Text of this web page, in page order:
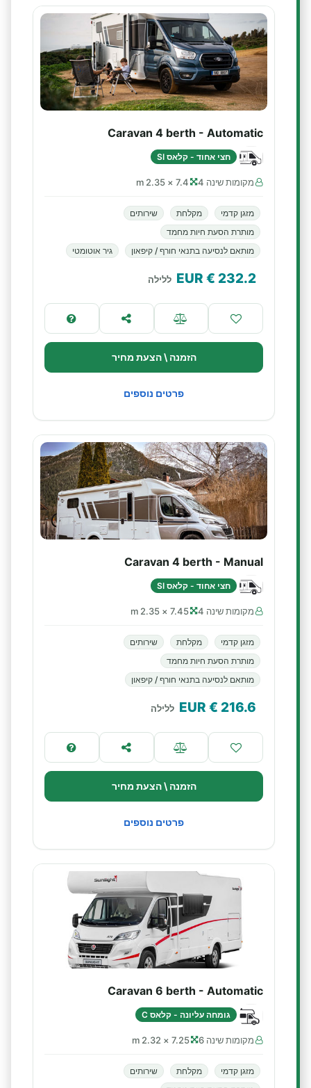
Caravan 4 berth - Automatic
חצי אחוד - קלאס SI
מקומות שינה 4 7.4 × 2.35 m
מזגן קדמי מקלחת
שירותים
מותרת הסעת חיות מחמד
מותאם לנסיעה בתנאי חורף / קיפאון
גיר אוטומטי
232.2
€ EUR ללילה
הזמנה \ הצעת מחיר
פרטים נוספים
Caravan 4 berth - Manual
חצי אחוד - קלאס SI
מקומות שינה 4 7.45 × 2.35 m
מזגן קדמי מקלחת
שירותים
מותרת הסעת חיות מחמד
מותאם לנסיעה בתנאי חורף / קיפאון
216.6
€ EUR ללילה
הזמנה \ הצעת מחיר
פרטים נוספים
Caravan 6 berth - Automatic
גומחה עליונה - קלאס C
מקומות שינה 6 7.25 × 2.32 m
מזגן קדמי מקלחת
שירותים